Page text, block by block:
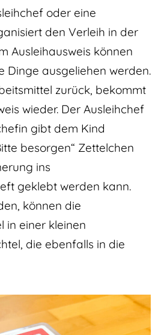
oder eine
den Verleih in der
Ausleihausweis können
Dinge ausgeliehen werden.
zurück, bekommt
wieder. Der Ausleihchef
gibt dem Kind
besorgen“ Zettelchen
ins
geklebt werden kann.
können die
in einer kleinen
die ebenfalls in die